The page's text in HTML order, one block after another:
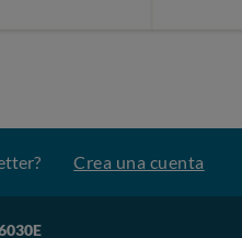
Crea una cuenta